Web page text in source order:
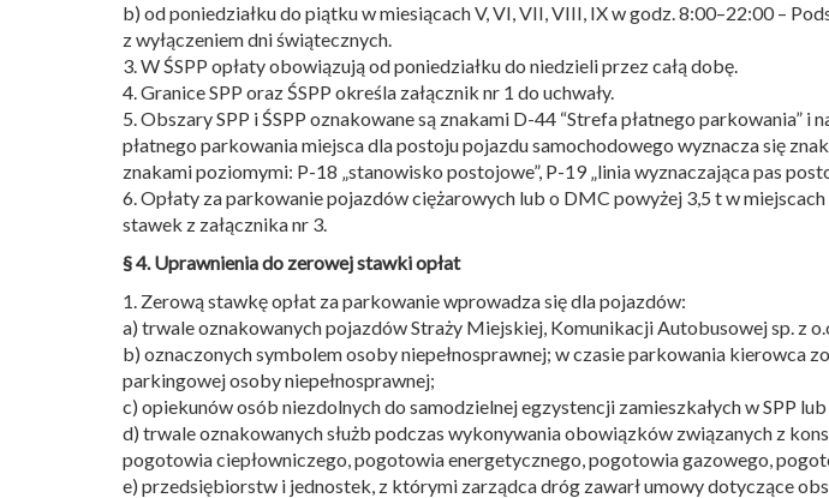
b) od poniedziałku do piątku w miesiącach V, VI, VII, VIII, IX w godz. 8:00–22:00 –
z wyłączeniem dni świątecznych.
3. W ŚSPP opłaty obowiązują od poniedziałku do niedzieli przez całą dobę.
4. Granice SPP oraz ŚSPP określa załącznik nr 1 do uchwały.
5. Obszary SPP i ŚSPP oznakowane są znakami D-44 “Strefa płatnego parkowania”
płatnego parkowania miejsca dla postoju pojazdu samochodowego wyznacza się
znakami poziomymi: P-18 „stanowisko postojowe”, P-19 „linia wyznaczająca pas
6. Opłaty za parkowanie pojazdów ciężarowych lub o DMC powyżej 3,5 t w
stawek z załącznika nr 3.
§ 4. Uprawnienia do zerowej stawki opłat
1. Zerową stawkę opłat za parkowanie wprowadza się dla pojazdów:
a) trwale oznakowanych pojazdów Straży Miejskiej, Komunikacji Autobusowej sp. z
b) oznaczonych symbolem osoby niepełnosprawnej; w czasie parkowania kierowca
parkingowej osoby niepełnosprawnej;
c) opiekunów osób niezdolnych do samodzielnej egzystencji zamieszkałych w SPP lub
d) trwale oznakowanych służb podczas wykonywania obowiązków związanych z
pogotowia ciepłowniczego, pogotowia energetycznego, pogotowia gazowego,
e) przedsiębiorstw i jednostek, z którymi zarządca dróg zawarł umowy dotyczące